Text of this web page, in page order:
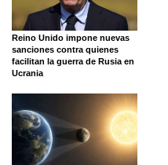
Reino Unido impone nuevas
sanciones contra quienes
facilitan la guerra de Rusia en
Ucrania